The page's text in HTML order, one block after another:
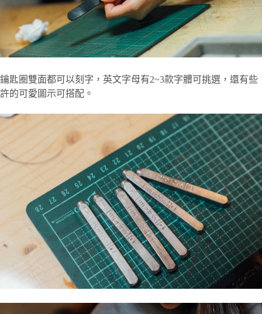
鑰匙圈雙面都可以刻字，英文字母有2~3款字體可挑選，還有些
許的可愛圖示可搭配。